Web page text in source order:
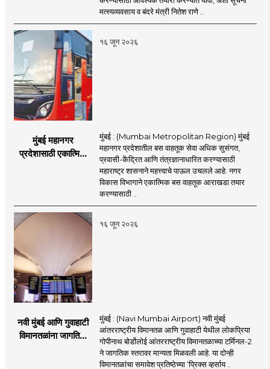
अभ्यासक्रम - मंत्री
नितेश राणे
मत्स्यव्यवसाय व बंदरे मंत्री नितेश राणे ..
१६ जून २०२६
मुंबई महानगर
प्रदेशासाठी एकात्मिक
मुंबई : (Mumbai Metropolitan Region) मुंबई
महानगर प्रदेशातील बस वाहतूक सेवा अधिक सुसंगत,
प्रवासी-केंद्रित आणि तंत्रज्ञानाधारित करण्यासाठी
महाराष्ट्र शासनाने महत्त्वाचे पाऊल उचलले आहे. नगर
विकास विभागाने एकात्मिक बस वाहतूक आराखडा तयार
करण्यासाठी ..
१६ जून २०२६
नवी मुंबई आणि गुवाहाटी
विमानतळांना जागतिक
मुंबई : (Navi Mumbai Airport) नवी मुंबई
आंतरराष्ट्रीय विमानतळ आणि गुवाहाटी येथील लोकप्रिया
गोपीनाथ बोर्डोलोई आंतरराष्ट्रीय विमानतळाच्या टर्मिनल-2
ने जागतिक स्तरावर मान्यता मिळवली आहे. या दोन्ही
विमानतळांचा समावेश प्रतिष्ठेच्या ‘प्रिक्स व्हर्साय ..